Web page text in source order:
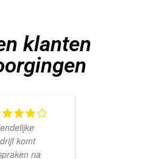
klanten
komt
na